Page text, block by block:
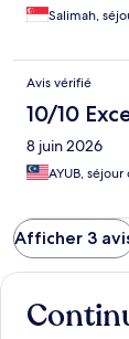
Salimah,
Avis vérifié
10/10
8 juin 2026
AYUB,
Afficher 3